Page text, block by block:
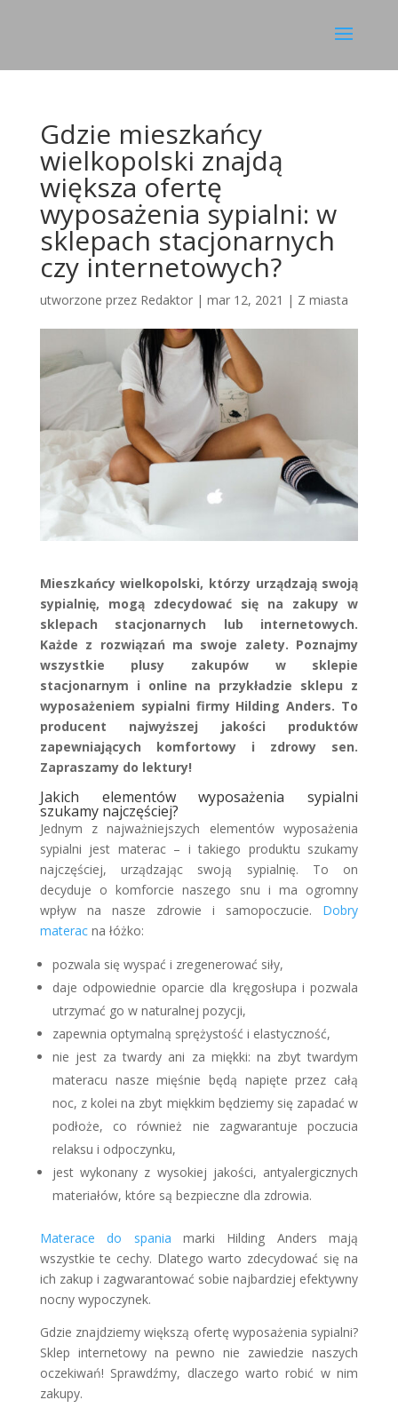
Gdzie mieszkańcy
wielkopolski znajdą
większa ofertę
wyposażenia sypialni: w
sklepach stacjonarnych
czy internetowych?
utworzone przez Redaktor| mar 12, 2021 | Z miasta
Mieszkańcy wielkopolski, którzy urządzają swoją
sypialnię, mogą zdecydować się na zakupy w
sklepach stacjonarnych lub internetowych.
Każde z rozwiązań ma swoje zalety. Poznajmy
wszystkie plusy zakupów w sklepie
stacjonarnym i online na przykładzie sklepu z
wyposażeniem sypialni firmy Hilding Anders. To
producent najwyższej jakości produktów
zapewniających komfortowy i zdrowy sen.
Zapraszamy do lektury!
Jakich elementów wyposażenia sypialni
szukamy najczęściej?
Jednym z najważniejszych elementów wyposażenia
sypialni jest materac – i takiego produktu szukamy
najczęściej, urządzając swoją sypialnię. To on
decyduje o komforcie naszego snu i ma ogromny
wpływ na nasze zdrowie i samopoczucie. Dobry
materacna łóżko:
pozwala się wyspać i zregenerować siły,
daje odpowiednie oparcie dla kręgosłupa i pozwala
utrzymać go w naturalnej pozycji,
zapewnia optymalną sprężystość i elastyczność,
nie jest za twardy ani za miękki: na zbyt twardym
materacu nasze mięśnie będą napięte przez całą
noc, z kolei na zbyt miękkim będziemy się zapadać w
podłoże, co również nie zagwarantuje poczucia
relaksu i odpoczynku,
jest wykonany z wysokiej jakości, antyalergicznych
materiałów, które są bezpieczne dla zdrowia.
Materace do spania marki Hilding Anders mają
wszystkie te cechy. Dlatego warto zdecydować się na
ich zakup i zagwarantować sobie najbardziej efektywny
nocny wypoczynek.
Gdzie znajdziemy większą ofertę wyposażenia sypialni?
Sklep internetowy na pewno nie zawiedzie naszych
oczekiwań! Sprawdźmy, dlaczego warto robić w nim
zakupy.